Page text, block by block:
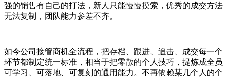
强的销售有自己的打法，新人只能慢慢摸索，优秀的成交方法
无法复制，团队能力参差不齐。
如今公司接管商机全流程，把存档、跟进、追击、成交每一个
环节都制定统一标准，相当于把零散的个人技巧，提炼成全员
可学习、可落地、可复刻的通用能力。不再依赖某几个人的个